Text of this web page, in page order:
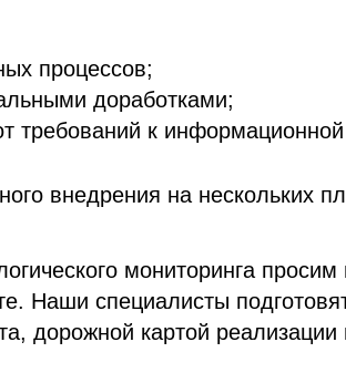
процессов;
доработками;
требований к информационной
внедрения на нескольких
мониторинга просим
Наши специалисты
дорожной картой реализации